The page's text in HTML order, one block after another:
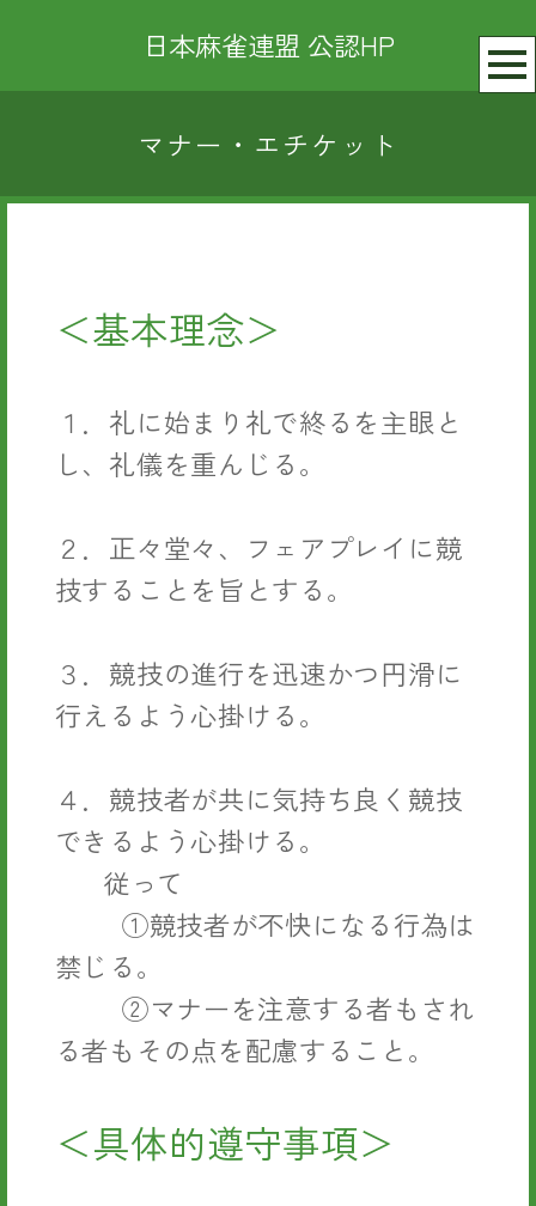
日本麻雀連盟 公認HP
マナー・エチケット
＜基本理念＞
１．礼に始まり礼で終るを主眼と
し、礼儀を重んじる。
２．正々堂々、フェアプレイに競
技することを旨とする。
３．競技の進行を迅速かつ円滑に
行えるよう心掛ける。
４．競技者が共に気持ち良く競技
できるよう心掛ける。
従って
①競技者が不快になる行為は
禁じる。
②マナーを注意する者もされ
る者もその点を配慮すること。
＜具体的遵守事項＞